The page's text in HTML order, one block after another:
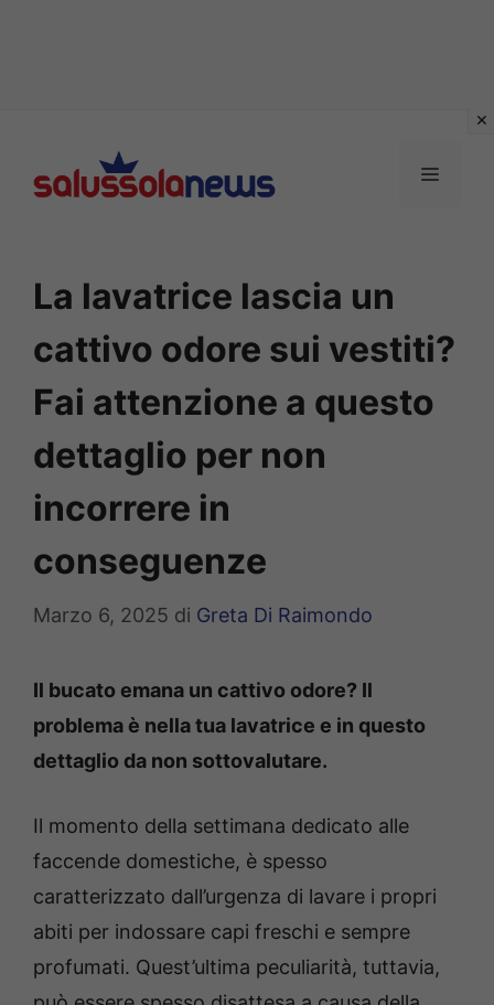
contenuto
MENU
La lavatrice lascia un
cattivo odore sui vestiti?
Fai attenzione a questo
dettaglio per non
incorrere in
conseguenze
Marzo 6, 2025 di Greta Di Raimondo
Il bucato emana un cattivo odore? Il
problema è nella tua lavatrice e in questo
dettaglio da non sottovalutare.
Il momento della settimana dedicato alle
faccende domestiche, è spesso
caratterizzato dall’urgenza di lavare i propri
abiti per indossare capi freschi e sempre
profumati. Quest’ultima peculiarità, tuttavia,